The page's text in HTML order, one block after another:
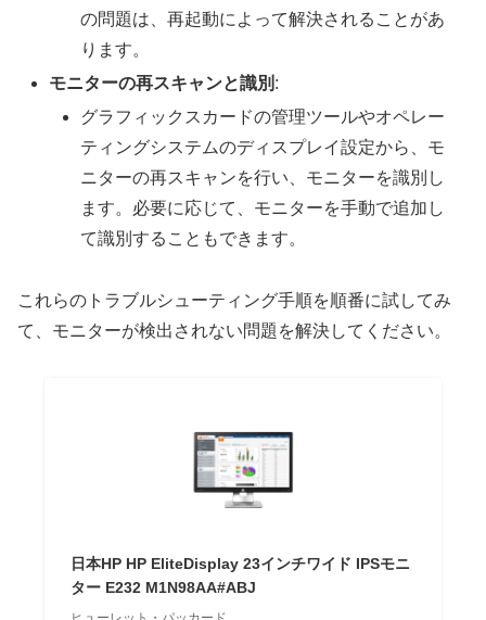
の問題は、再起動によって解決されることがあ
ります。
モニターの再スキャンと識別 :
グラフィックスカードの管理ツールやオペレー
ティングシステムのディスプレイ設定から、モ
ニターの再スキャンを行い、モニターを識別し
ます。必要に応じて、モニターを手動で追加し
て識別することもできます。
これらのトラブルシューティング手順を順番に試してみ
て、モニターが検出されない問題を解決してください。
日本HP HP EliteDisplay 23インチワイド IPSモニ
ター E232 M1N98AA#ABJ